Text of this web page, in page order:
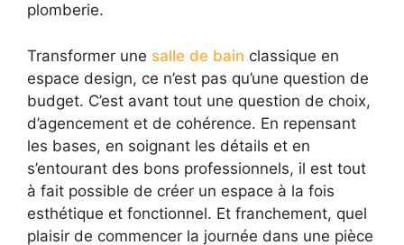
plomberie.
Transformer une salle de bain classique en
espace design, ce n’est pas qu’une question de
budget. C’est avant tout une question de choix,
d’agencement et de cohérence. En repensant
les bases, en soignant les détails et en
s’entourant des bons professionnels, il est tout
à fait possible de créer un espace à la fois
esthétique et fonctionnel. Et franchement, quel
plaisir de commencer la journée dans une pièce